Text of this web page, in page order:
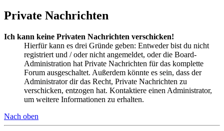
Private Nachrichten
Ich kann keine Privaten Nachrichten verschicken!
Hierfür kann es drei Gründe geben: Entweder bist du nicht
registriert und / oder nicht angemeldet, oder die Board-
Administration hat Private Nachrichten für das komplette
Forum ausgeschaltet. Außerdem könnte es sein, dass der
Administrator dir das Recht, Private Nachrichten zu
verschicken, entzogen hat. Kontaktiere einen Administrator,
um weitere Informationen zu erhalten.
Nach oben